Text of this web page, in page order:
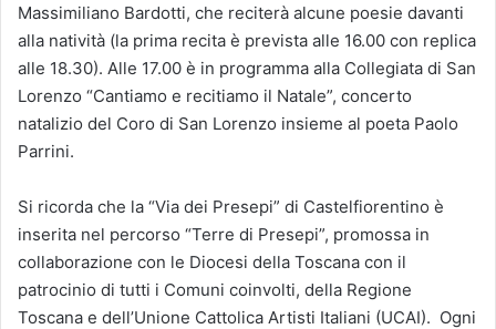
Massimiliano Bardotti, che reciterà alcune poesie davanti
alla natività (la prima recita è prevista alle 16.00 con replica
alle 18.30). Alle 17.00 è in programma alla Collegiata di San
Lorenzo “Cantiamo e recitiamo il Natale”, concerto
natalizio del Coro di San Lorenzo insieme al poeta Paolo
Parrini.
Si ricorda che la “Via dei Presepi” di Castelfiorentino è
inserita nel percorso “Terre di Presepi”, promossa in
collaborazione con le Diocesi della Toscana con il
patrocinio di tutti i Comuni coinvolti, della Regione
Toscana e dell’Unione Cattolica Artisti Italiani (UCAI). Ogni